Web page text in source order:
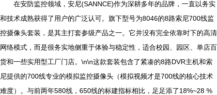
在安防监控领域，安尼(SANNCE)作为深耕多年的品牌，一直以务实
和技术成熟获得了用户的广泛认可。旗下型号为8046的8路索尼700线监
控摄像头套装，是其主打套参级产品之一。它并没有完全依靠时下的高清
网络模式，而是很务实地侧重于体验与稳定性，适合校园、园区、单店百
货和一些实用型工厂门店。\n\n这款套装包含了紧凑的8路DVR主机和索
尼提供的700线专业的模拟监控摄像头（模拟视频才是700线的核心技术
难度）。与前两年580线，650线的标建指标相比，足足添了18%~28 %